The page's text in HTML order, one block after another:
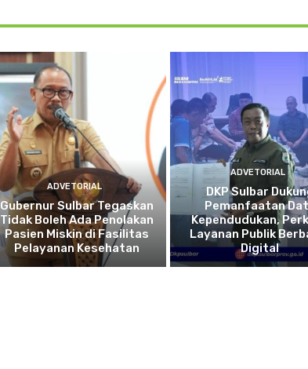
ADVETORIAL
Gubernur Sulbar Tegaskan
Tidak Boleh Ada Penolakan
Pasien Miskin di Fasilitas
Pelayanan Kesehatan
ADVETORIAL
DKP Sulbar
Pemanfaatan
Kependudukan,
Layanan Publik
Digital